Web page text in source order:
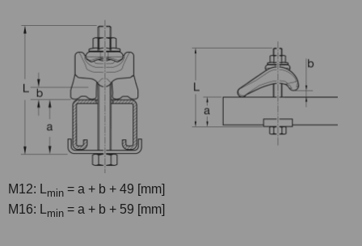
M12: Lmin = a + b + 49 [mm]
M16: Lmin = a + b + 59 [mm]